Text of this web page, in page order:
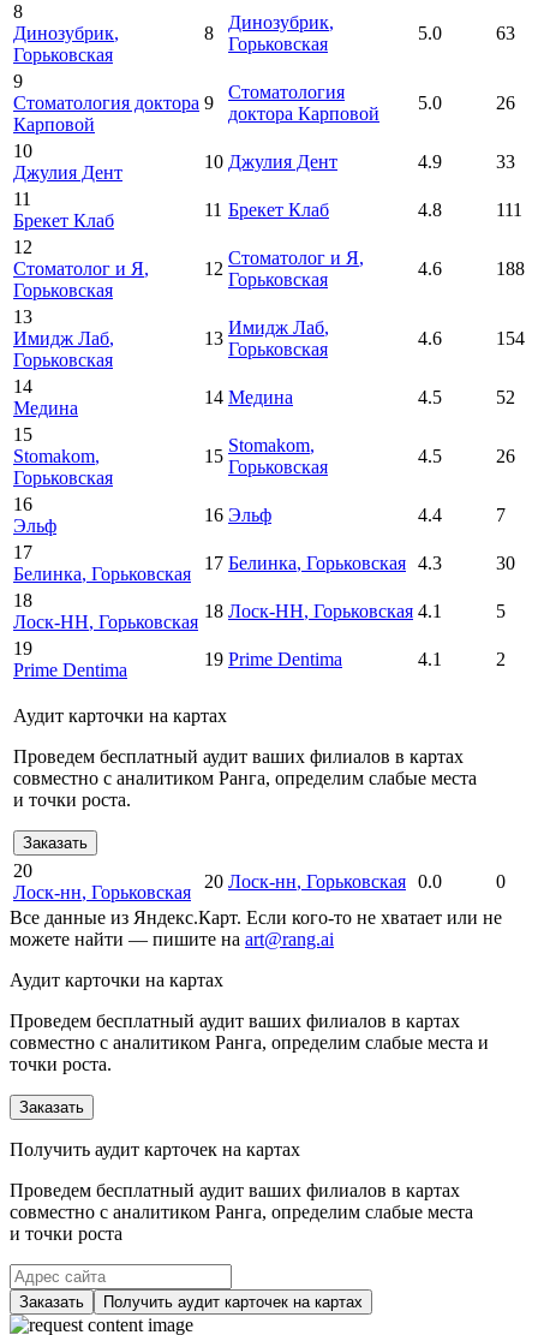
8
Динозубрик,
Горьковская
8
Динозубрик,
Горьковская
5.0 63
9
Стоматология доктора
Карповой
9
Стоматология
доктора Карповой
5.0 26
10
Джулия Дент
10 Джулия Дент 4.9
33
11
Брекет Клаб
11 Брекет Клаб 4.8
111
12
Стоматолог и Я,
Горьковская
12
Стоматолог и Я,
Горьковская
4.6 188
13
Имидж Лаб,
Горьковская
13
Имидж Лаб,
Горьковская
4.6 154
14
Медина
14 Медина 4.5
52
15
Stomakom,
Горьковская
15
Stomakom,
Горьковская
4.5 26
16
Эльф
16 Эльф 4.4
7
17
Белинка, Горьковская
17 Белинка, Горьковская 4.3
30
18
Лоск-НН, Горьковская
18 Лоск-НН, Горьковская 4.1
5
19
Prime Dentima
19 Prime Dentima 4.1 2
Аудит карточки на картах
Проведем бесплатный аудит ваших филиалов в картах
совместно с аналитиком Ранга, определим слабые места
и точки роста.
Заказать
20
Лоск-нн, Горьковская
20 Лоск-нн, Горьковская 0.0
0
Все данные из Яндекс.Карт. Если кого-то не хватает или не
можете найти — пишите на art@rang.ai
Аудит карточки на картах
Проведем бесплатный аудит ваших филиалов в картах
совместно с аналитиком Ранга, определим слабые места и
точки роста.
Заказать
Получить аудит карточек на картах
Проведем бесплатный аудит ваших филиалов в картах
совместно с аналитиком Ранга, определим слабые места
и точки роста
Заказать Получить аудит карточек на картах